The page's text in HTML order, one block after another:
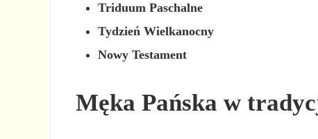
Triduum Paschalne
Tydzień Wielkanocny
Nowy Testament
Męka Pańska w